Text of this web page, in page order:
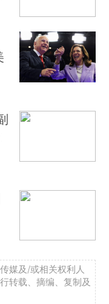
媒及/或相关权利人
转载、摘编、复制及